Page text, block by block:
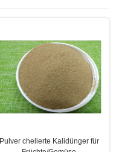
Pulver chelierte Kalidünger für